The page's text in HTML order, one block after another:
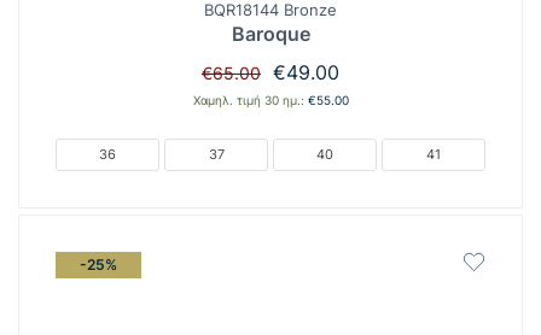
BQR18144 Bronze
Baroque
€65.00 Original
price
€65.00.
€49.00
τρέχουσα
€49.00.
Χαμηλ. τιμή 30 ημ.: €55.00
36 37 40 41
-25%